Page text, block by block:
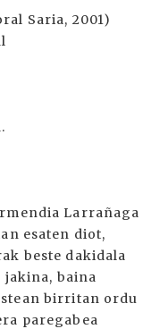
Saria, 2001)
Larrañaga
esaten diot,
beste dakidala
jakina, baina
birritan ordu
paregabea